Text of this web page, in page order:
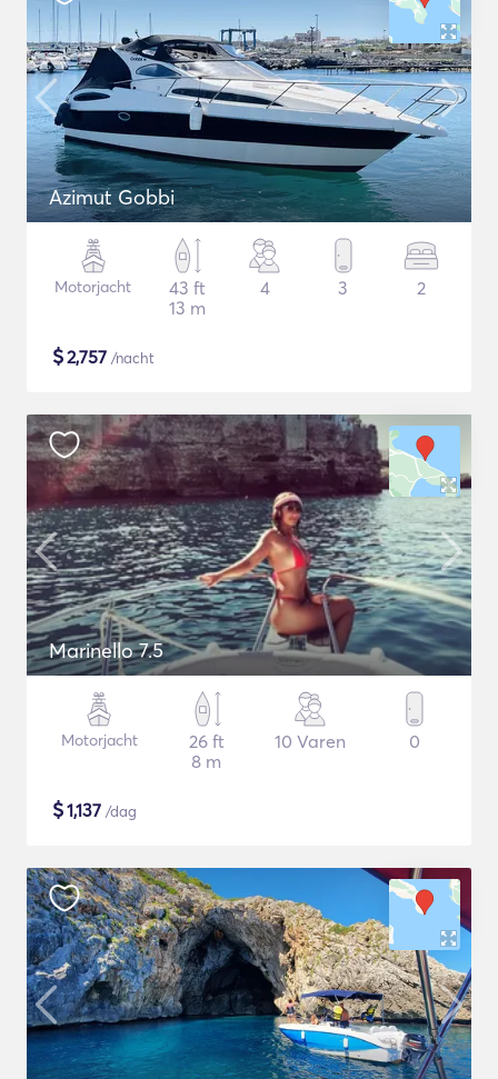
Azimut Gobbi
Motorjacht
43 ft
13 m
4 3 2
$2,757 /nacht
Marinello 7.5
Motorjacht
26 ft
8 m
10 Varen 0
$1,137 /dag